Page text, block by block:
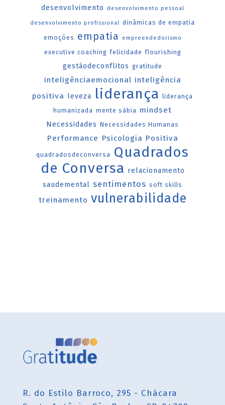
desenvolvimento desenvolvimento pessoal
desenvolvimento profissional dinâmicas de empatia
emoções empatia empreendedorismo
executive coaching felicidade flourishing
gestãodeconflitos gratitude
inteligênciaemocional inteligência
positiva leveza liderança liderança
humanizada mente sábia mindset
Necessidades Necessidades Humanas
Performance Psicologia Positiva
quadradosdeconversa Quadrados
de Conversa relacionamento
saudemental sentimentos soft skills
treinamento vulnerabilidade
R. do Estilo Barroco, 295 - Chácara